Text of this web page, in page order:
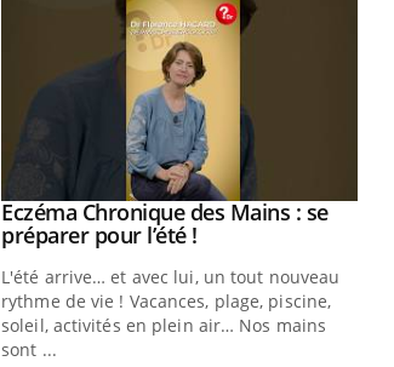
Youtube
Eczéma Chronique des Mains : se
préparer pour l’été !Youtube
L'été arrive… et avec lui, un tout nouveau
rythme de vie ! Vacances, plage, piscine,
soleil, activités en plein air… Nos mains
sont ...